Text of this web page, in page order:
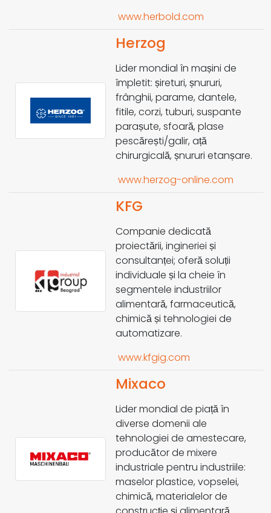
www.herbold.com
Herzog
Lider mondial în mașini de
împletit: șireturi, șnururi,
frânghii, parame, dantele,
fitile, corzi, tuburi, suspante
parașute, sfoară, plase
pescărești/galir, ață
chirurgicală, șnururi etanșare.
www.herzog-online.com
KFG
Companie dedicată
proiectării, ingineriei și
consultanței; oferă soluții
individuale și la cheie în
segmentele industriilor
alimentară, farmaceutică,
chimică și tehnologiei de
automatizare.
www.kfgig.com
Mixaco
Lider mondial de piață în
diverse domenii ale
tehnologiei de amestecare,
producător de mixere
industriale pentru industriile:
maselor plastice, vopselei,
chimică, materialelor de